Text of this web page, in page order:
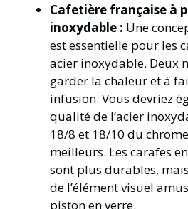
Cafetière française à
inoxydable : Une
est essentielle pour les
acier inoxydable. Deux
garder la chaleur et à
infusion. Vous devriez
qualité de l’acier
18/8 et 18/10 du
meilleurs. Les carafes
sont plus durables,
de l’élément visuel
piston en verre.